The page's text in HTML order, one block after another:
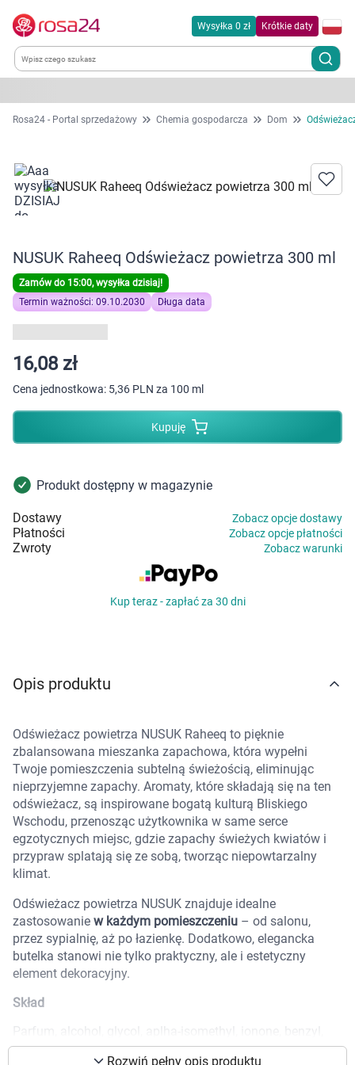
preferencji. Więcej informacji znajdziesz w
Wysyłka 0 zł Krótkie daty
Kategorie
Dla zwierząt
Zdrowie
Kobieta w ciąży i mama
Dziecko
Higiena
Kosmetyki
Mężczyzna
Zdrowy styl życia
Sprzęt medyczny
Grupy produktowe
Marki
Rosa24 - Portal sprzedażowy Chemia gospodarcza Dom
NUSUK Raheeq Odświeżacz powietrza 300 ml
Zamów do 15:00, wysyłka dzisiaj!
Termin ważności: 09.10.2030
Długa data
16,08 zł
Cena jednostkowa: 5,36 PLN za 100 ml
Kupuję
Produkt dostępny w magazynie
Dostawy Zobacz opcje dostawy
Płatności Zobacz opcje płatności
Zwroty Zobacz warunki
Kup teraz - zapłać za 30 dni
Opis produktu
Odświeżacz powietrza NUSUK Raheeq to pięknie
zbalansowana mieszanka zapachowa, która wypełni
Twoje pomieszczenia subtelną świeżością, eliminując
nieprzyjemne zapachy. Aromaty, które składają się na ten
odświeżacz, są inspirowane bogatą kulturą Bliskiego
Wschodu, przenosząc użytkownika w same serce
egzotycznych miejsc, gdzie zapachy świeżych kwiatów i
przypraw splatają się ze sobą, tworząc niepowtarzalny
klimat.
Odświeżacz powietrza NUSUK znajduje idealne
zastosowanie w każdym pomieszczeniu – od salonu,
przez sypialnię, aż po łazienkę. Dodatkowo, elegancka
butelka stanowi nie tylko praktyczny, ale i estetyczny
element dekoracyjny.
Skład
Parfum, alcohol, glycol, aplha-isomethyl, ionone, benzyl,
extract.
Rozwiń pełny opis produktu